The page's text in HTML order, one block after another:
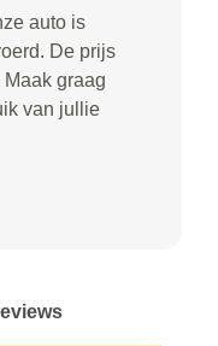
auto is
De prijs
graag
van jullie